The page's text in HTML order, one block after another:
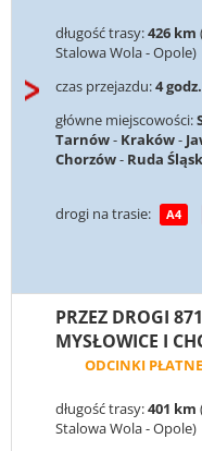
długość trasy:426 km
Stalowa Wola - Opole)
czas przejazdu:4
główne miejscowości:
Tarnów- Kraków-
Chorzów- Ruda
drogi na trasie: A4
PRZEZ DROGI
MYSŁOWICE I
ODCINKI PŁATNE
długość trasy:401 km
Stalowa Wola - Opole)